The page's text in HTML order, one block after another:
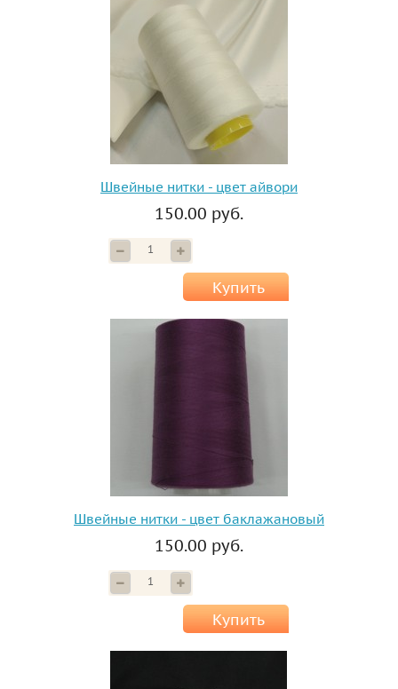
Швейные нитки - цвет айвори
150.00 руб.
Купить
Швейные нитки - цвет баклажановый
150.00 руб.
Купить